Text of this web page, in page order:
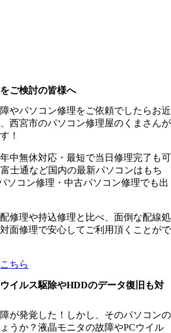
ご検討の皆様へ
やパソコン修理をご依頼でしたらお近
西宮市のパソコン修理屋のくまさんが
！
中無休対応・最短で当日修理完了も可
士通など国内の最新パソコンはもち
ソコン修理・中古パソコン修理でも出
修理や持込修理と比べ、面倒な配線処
面修理で安心してご利用頂くことがで
ちら
イルス駆除やHDDのデータ復旧も対
が発覚した！しかし、そのパソコンの
うか？液晶モニタの故障やPCウイル